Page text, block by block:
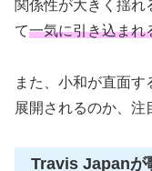
関係性が大きく揺れ
て一気に引き込まれ
また、小和が直面
展開されるのか、注
Travis Japanが